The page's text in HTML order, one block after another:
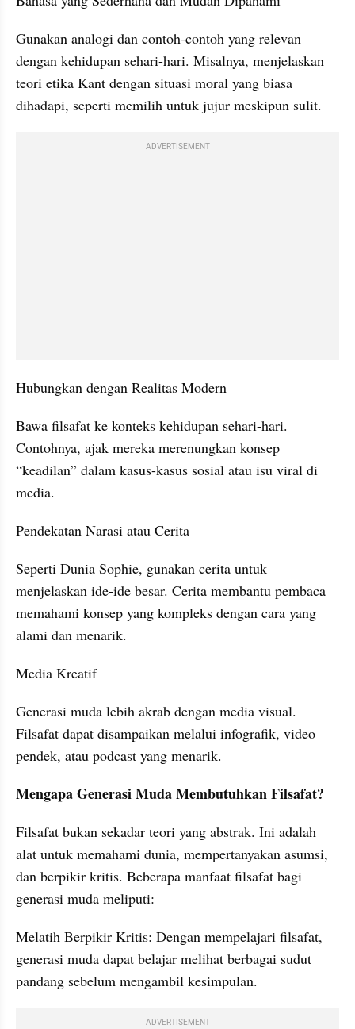
Gunakan analogi dan contoh-contoh yang relevan
dengan kehidupan sehari-hari. Misalnya, menjelaskan
teori etika Kant dengan situasi moral yang biasa
dihadapi, seperti memilih untuk jujur meskipun sulit.
ADVERTISEMENT
Hubungkan dengan Realitas Modern
Bawa filsafat ke konteks kehidupan sehari-hari.
Contohnya, ajak mereka merenungkan konsep
“keadilan” dalam kasus-kasus sosial atau isu viral di
media.
Pendekatan Narasi atau Cerita
Seperti Dunia Sophie, gunakan cerita untuk
menjelaskan ide-ide besar. Cerita membantu pembaca
memahami konsep yang kompleks dengan cara yang
alami dan menarik.
Media Kreatif
Generasi muda lebih akrab dengan media visual.
Filsafat dapat disampaikan melalui infografik, video
pendek, atau podcast yang menarik.
Mengapa Generasi Muda Membutuhkan Filsafat?
Filsafat bukan sekadar teori yang abstrak. Ini adalah
alat untuk memahami dunia, mempertanyakan asumsi,
dan berpikir kritis. Beberapa manfaat filsafat bagi
generasi muda meliputi:
Melatih Berpikir Kritis: Dengan mempelajari filsafat,
generasi muda dapat belajar melihat berbagai sudut
pandang sebelum mengambil kesimpulan.
ADVERTISEMENT